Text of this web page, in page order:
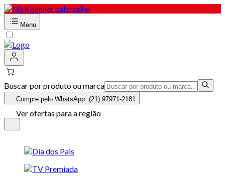
Menu
Buscar por produto ou marca
Compre pelo WhatsApp: (21) 97971-2181
Ver ofertas para a região